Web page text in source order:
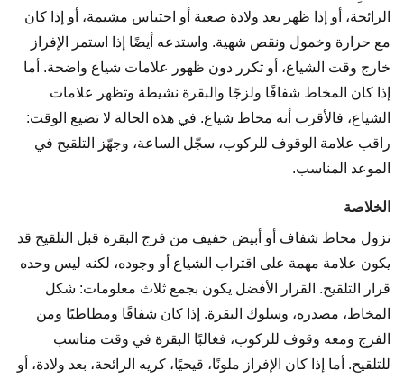
الرائحة، أو إذا ظهر بعد ولادة صعبة أو احتباس مشيمة، أو إذا كان
مع حرارة وخمول ونقص شهية. واستدعه أيضًا إذا استمر الإفراز
خارج وقت الشياع، أو تكرر دون ظهور علامات شياع واضحة. أما
إذا كان المخاط شفافًا ولزجًا والبقرة نشيطة وتظهر علامات
الشياع، فالأقرب أنه مخاط شياع. في هذه الحالة لا تضيع الوقت:
راقب علامة الوقوف للركوب، سجّل الساعة، وجهّز التلقيح في
الموعد المناسب.
الخلاصة
نزول مخاط شفاف أو أبيض خفيف من فرج البقرة قبل التلقيح قد
يكون علامة مهمة على اقتراب الشياع أو وجوده، لكنه ليس وحده
قرار التلقيح. القرار الأفضل يكون بجمع ثلاث معلومات: شكل
المخاط، مصدره، وسلوك البقرة. إذا كان شفافًا ومطاطيًا ومن
الفرج ومعه وقوف للركوب، فغالبًا البقرة في وقت مناسب
للتلقيح. أما إذا كان الإفراز ملونًا، قيحيًا، كريه الرائحة، بعد ولادة، أو